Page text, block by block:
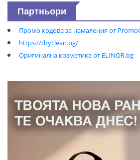
Партньори
Промо кодове за намаления от
https://dryclean.bg/
Оригинална козметика от ELINOR.bg